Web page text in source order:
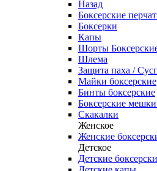
Назад
Боксерские
Боксерки
Капы
Шорты
Шлема
Защита паха /
Майки боксерские
Бинты боксерские
Боксерские
Скакалки
Женское
Женские
Детское
Детские